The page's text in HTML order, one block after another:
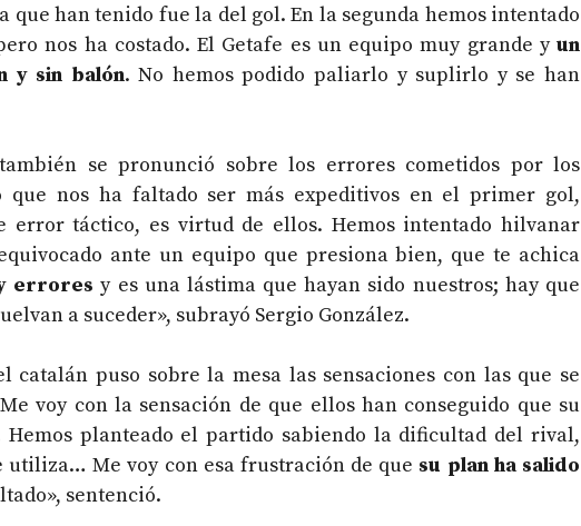
han tenido fue la del gol. En la segunda hemos intentado
nos ha costado. El Getafe es un equipo muy grande y un
y sin balón. No hemos podido paliarlo y suplirlo y se han
se pronunció sobre los errores cometidos por los
que nos ha faltado ser más expeditivos en el primer gol,
error táctico, es virtud de ellos. Hemos intentado hilvanar
ante un equipo que presiona bien, que te achica
errores y es una lástima que hayan sido nuestros; hay que
a suceder», subrayó Sergio González.
catalán puso sobre la mesa las sensaciones con las que se
voy con la sensación de que ellos han conseguido que su
planteado el partido sabiendo la dificultad del rival,
utiliza… Me voy con esa frustración de que su plan ha salido
sentenció.